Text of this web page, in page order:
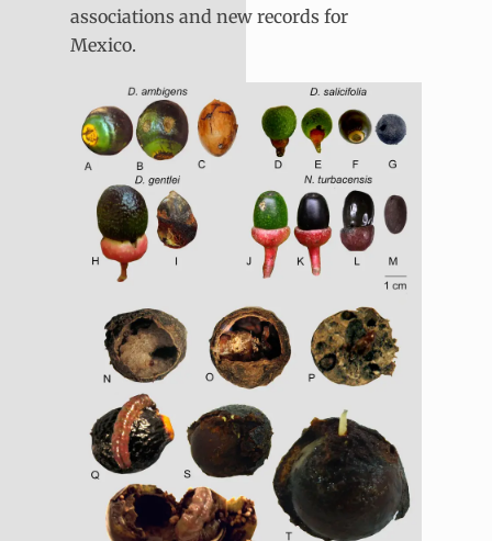
associations and new records for
Mexico.